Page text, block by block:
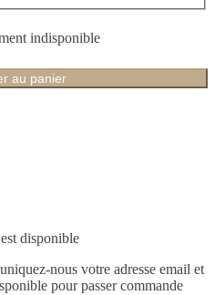
indisponible
au panier
disponible
nous votre adresse email et
pour passer commande